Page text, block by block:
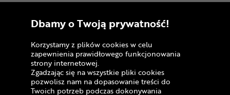
Copyright © 2005 - 2026
Dbamy o Twoją prywatność!
Korzystamy z plików cookies w celu
zapewnienia prawidłowego funkcjonowania
strony internetowej.
Zgadzając się na wszystkie pliki cookies
pozwolisz nam na dopasowanie treści do
Twoich potrzeb podczas dokonywania